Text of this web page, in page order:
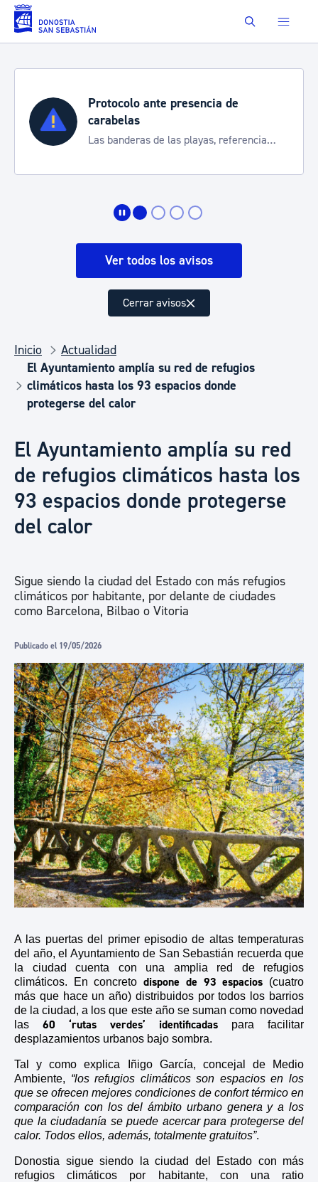
Saltar al contenido principal Buscar
Protocolo ante presencia de
carabelas
Las banderas de las playas, referencia
Ver todos los avisos
Cerrar avisos
Inicio
Actualidad
El Ayuntamiento amplía su red de refugios
climáticos hasta los 93 espacios donde
protegerse del calor
El Ayuntamiento amplía su red
de refugios climáticos hasta los
93 espacios donde protegerse
del calor
Sigue siendo la ciudad del Estado con más refugios
climáticos por habitante, por delante de ciudades
como Barcelona, Bilbao o Vitoria
Publicado el 19/05/2026
A las puertas de l primer episodio de altas temperaturas
del año, el Ayuntamiento de San Sebastián recuerda que
la ciudad cuenta con una amplia red de refugios
climáticos.
En concretodispone de 93 espacios (cuatro
más que hace un año) distribuidos por todos los barrios
de la ciudad,a los que este año se suman como novedad
las 60 ‘rutas verdes’ identificadas para facilitar
desplazamientos urbanos bajo sombra.
Tal y como explica Iñigo García, concejal de Medio
Ambiente, “los refugios climáticos son espacios en los
que se ofrecen mejores condiciones de confort térmico en
comparación con los del ámbito urbano genera y a los
que la ciudadanía se puede acercar para protegerse del
calor. Todos ellos, además, totalmente gratuitos”.
Donostia sigue siendo la ciudad del Estado con más
refugios climáticos por habitante, con una ratio